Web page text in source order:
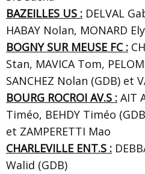
BAZEILLES US : DELVAL
HABAY Nolan, MONARD
BOGNY SUR MEUSE FC :
Stan, MAVICA Tom,
SANCHEZ Nolan (GDB) et
BOURG ROCROI AV.S : AIT
Timéo, BEHDY Timéo
et ZAMPERETTI Mao
CHARLEVILLE ENT.S :
Walid (GDB)